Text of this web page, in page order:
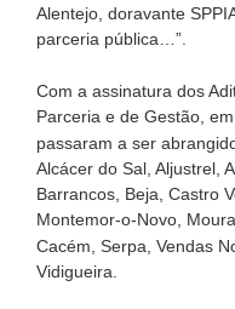
Alentejo, doravante
parceria pública…”.
Com a assinatura dos
Parceria e de Gestão,
passaram a ser
Alcácer do Sal, Aljustrel,
Barrancos, Beja, Castro
Montemor-o-Novo,
Cacém, Serpa, Vendas
Vidigueira.